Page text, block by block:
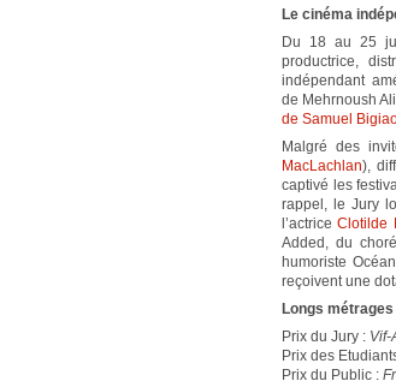
Le cinéma
Du 18 au 25
productrice,
indépendant
de Mehrnoush
de Samuel
Malgré des
MacLachlan),
captivé les
rappel, le Jury
l’actriceClotilde
Added, du
humoriste
reçoivent une
Longs
Prix du Jury : Vif-
Prix des
Prix du Public :